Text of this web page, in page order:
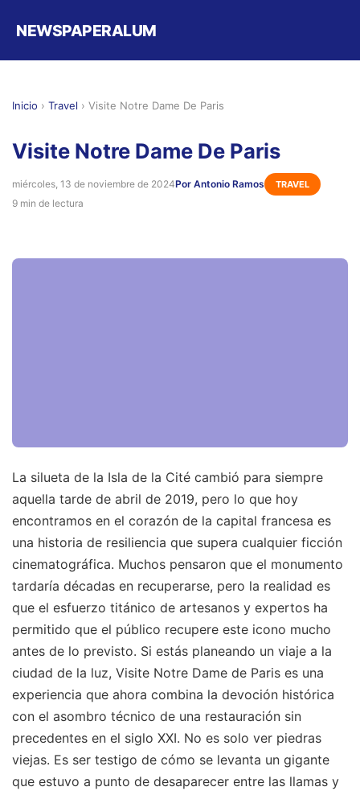
NEWSPAPERALUM
Inicio › Travel › Visite Notre Dame De Paris
Visite Notre Dame De Paris
miércoles, 13 de noviembre de 2024Por Antonio Ramos TRAVEL
9 min de lectura
La silueta de la Isla de la Cité cambió para siempre
aquella tarde de abril de 2019, pero lo que hoy
encontramos en el corazón de la capital francesa es
una historia de resiliencia que supera cualquier ficción
cinematográfica. Muchos pensaron que el monumento
tardaría décadas en recuperarse, pero la realidad es
que el esfuerzo titánico de artesanos y expertos ha
permitido que el público recupere este icono mucho
antes de lo previsto. Si estás planeando un viaje a la
ciudad de la luz, Visite Notre Dame de Paris es una
experiencia que ahora combina la devoción histórica
con el asombro técnico de una restauración sin
precedentes en el siglo XXI. No es solo ver piedras
viejas. Es ser testigo de cómo se levanta un gigante
que estuvo a punto de desaparecer entre las llamas y